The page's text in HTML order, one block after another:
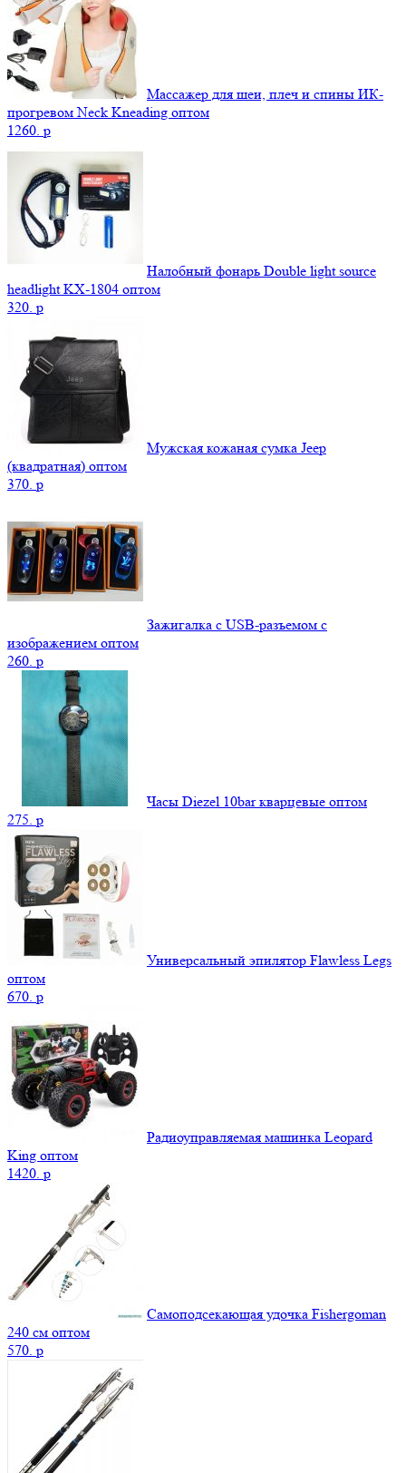
Массажер для шеи, плеч и спины ИК-
прогревом Neck Kneading оптом
1260. p
Налобный фонарь Double light source
headlight KX-1804 оптом
320. p
Мужская кожаная сумка Jeep
(квадратная) оптом
370. p
Зажигалка с USB-разъемом с
изображением оптом
260. p
Часы Diezel 10bar кварцевые оптом
275. p
Универсальный эпилятор Flawless Legs
оптом
670. p
Радиоуправляемая машинка Leopard
King оптом
1420. p
Самоподсекающая удочка Fishergoman
240 см оптом
570. p